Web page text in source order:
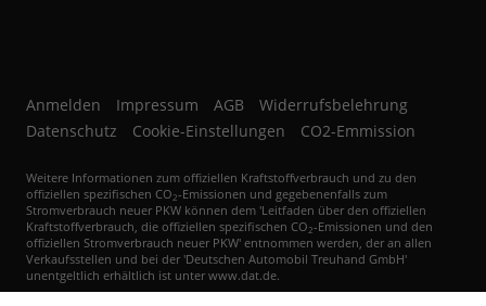
Anmelden Impressum AGB
Widerrufsbelehrung
Datenschutz
Cookie-Einstellungen CO2-Emmission
Weitere Informationen zum offiziellen Kraftstoffverbrauch und zu den
offiziellen spezifischen CO 2-Emissionen und gegebenenfalls zum
Stromverbrauch neuer PKW können dem 'Leitfaden über den offiziellen
Kraftstoffverbrauch, die offiziellen spezifischen CO 2-Emissionen und den
offiziellen Stromverbrauch neuer PKW' entnommen werden, der an allen
Verkaufsstellen und bei der 'Deutschen Automobil Treuhand GmbH'
unentgeltlich erhältlich ist unter www.dat.de.